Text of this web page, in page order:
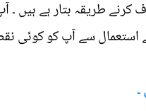
کرنے طریقہ بتار ہے
استعمال سے آپ کو کوئی